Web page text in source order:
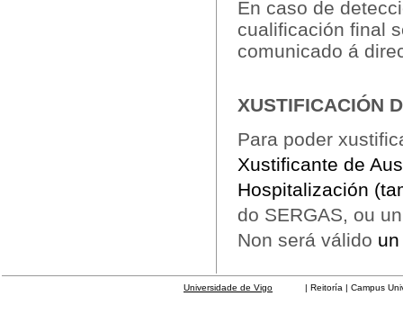
En caso de
cualificación final
comunicado á
XUSTIFICACIÓN
Para poder
Xustificante de
Hospitalización
do SERGAS, ou
Non será válido
Universidade de Vigo | Reitoría | Campus